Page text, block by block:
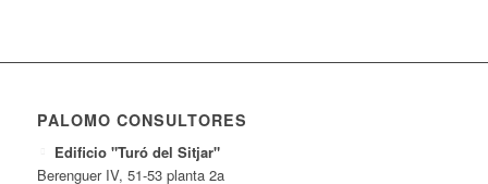
PALOMO CONSULTORES
Edificio "Turó del Sitjar"
Berenguer IV, 51-53 planta 2a